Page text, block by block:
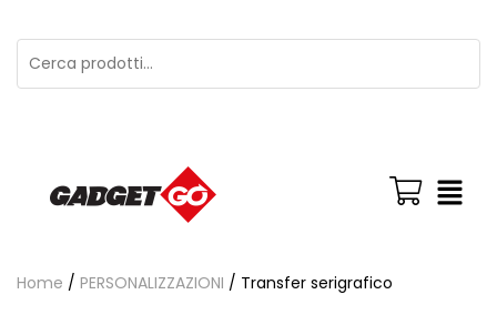
Home / PERSONALIZZAZIONI / Transfer serigrafico